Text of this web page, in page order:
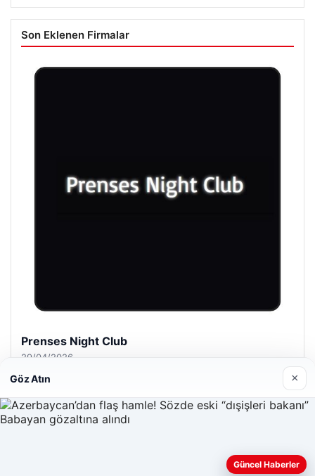
Son Eklenen Firmalar
Prenses Night Club
29/04/2026
Göz Atın ×
Güncel Haberler